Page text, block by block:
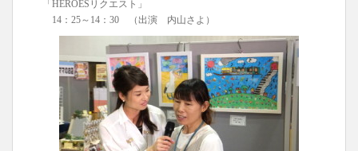
「HEROESリクエスト」
14：25～14：30 （出演 内山さよ）